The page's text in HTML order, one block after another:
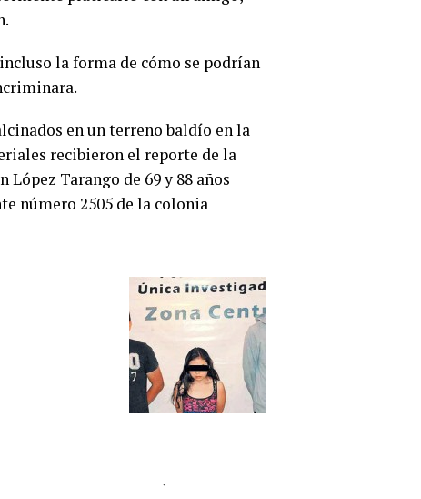
la forma de cómo se podrían
en un terreno baldío en la
recibieron el reporte de la
Tarango de 69 y 88 años
número 2505 de la colonia